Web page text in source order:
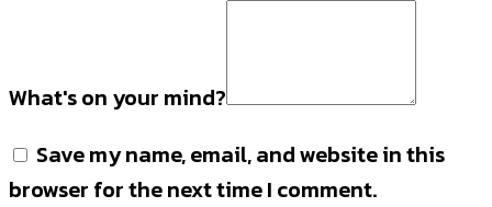
What's on your mind?
Save my name, email, and website in this
browser for the next time I comment.